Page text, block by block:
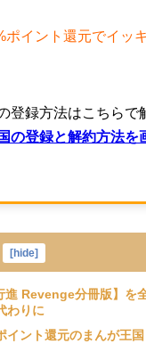
ポイント還元でイッ
登録方法はこちらで
の登録と解約方法を
[hide]
進 Revenge分冊版】を
わりに
イント還元のまんが王国